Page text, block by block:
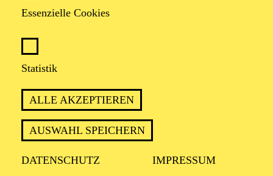
Essenzielle Cookies
Statistik
ALLE AKZEPTIEREN
AUSWAHL SPEICHERN
DATENSCHUTZ IMPRESSUM
EIN MUSIKALISCHER ABEND SO
EHRLICH UND DIREKT WIE DAS
RUHRGEBIET